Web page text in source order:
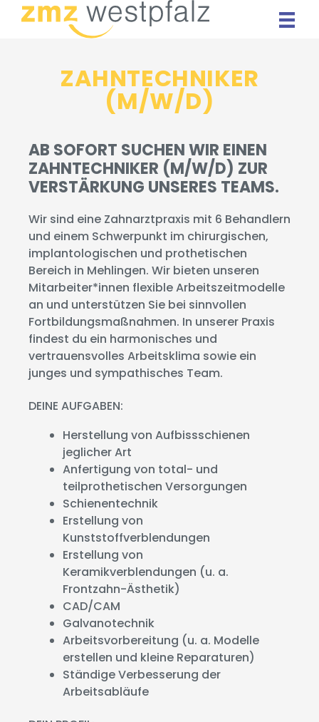
Zum
Inhalt
ZAHNTECHNIKER
(M/W/D)
AB SOFORT SUCHEN WIR EINEN
ZAHNTECHNIKER (M/W/D) ZUR
VERSTÄRKUNG UNSERES TEAMS.
Wir sind eine Zahnarztpraxis mit 6 Behandlern
und einem Schwerpunkt im chirurgischen,
implantologischen und prothetischen
Bereich in Mehlingen. Wir bieten unseren
Mitarbeiter*innen flexible Arbeitszeitmodelle
an und unterstützen Sie bei sinnvollen
Fortbildungsmaßnahmen. In unserer Praxis
findest du ein harmonisches und
vertrauensvolles Arbeitsklima sowie ein
junges und sympathisches Team.
DEINE AUFGABEN:
Herstellung von Aufbissschienen
jeglicher Art
Anfertigung von total- und
teilprothetischen Versorgungen
Schienentechnik
Erstellung von
Kunststoffverblendungen
Erstellung von
Keramikverblendungen (u. a.
Frontzahn-Ästhetik)
CAD/CAM
Galvanotechnik
Arbeitsvorbereitung (u. a. Modelle
erstellen und kleine Reparaturen)
Ständige Verbesserung der
Arbeitsabläufe